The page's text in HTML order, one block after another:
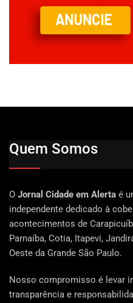
Quem Somos
O Jornal Cidade em Alerta é
independente dedicado à
acontecimentos de
Parnaíba, Cotia, Itapevi,
Oeste da Grande São Paulo.
Nosso compromisso é levar
transparência e